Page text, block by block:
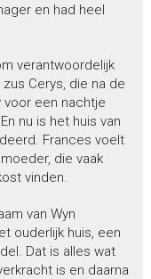
en had heel
verantwoordelijk
Cerys, die na de
voor een nachtje
nu is het huis van
Frances voelt
die vaak
vinden.
van Wyn
ouderlijk huis, een
Dat is alles wat
is en daarna